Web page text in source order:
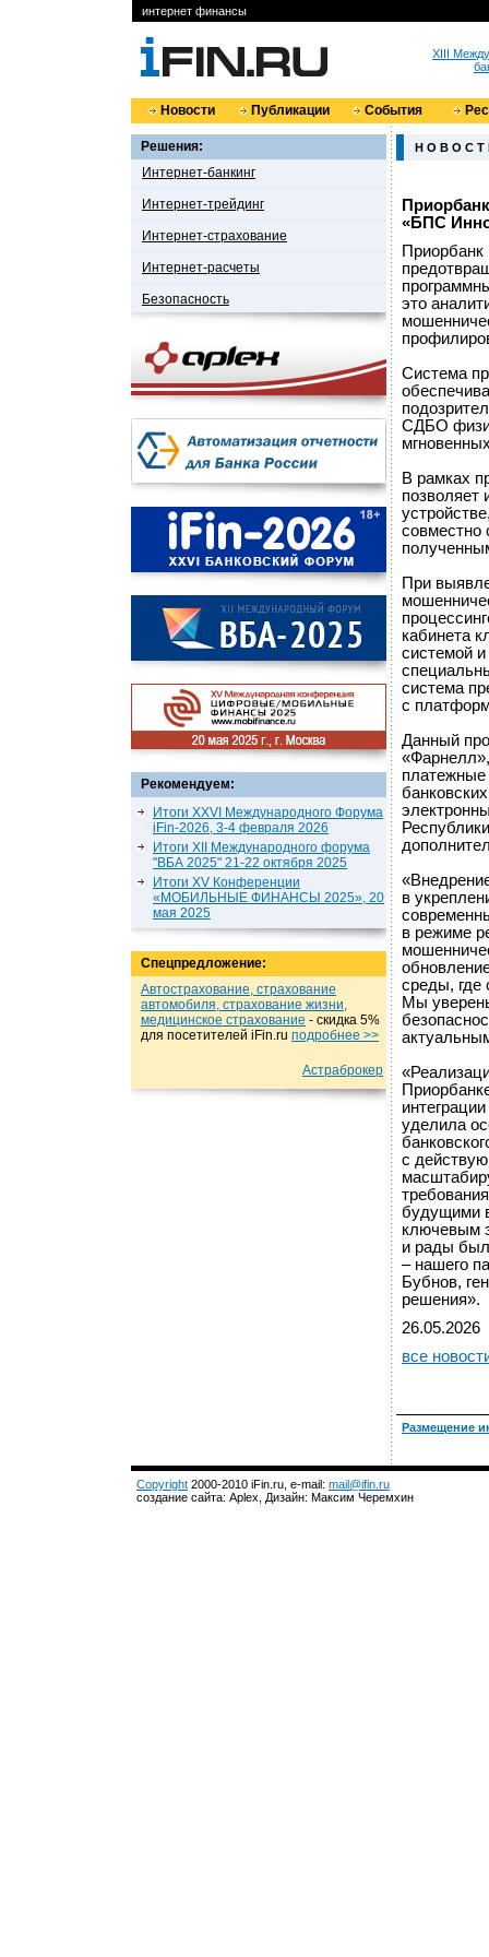
интернет финансы
XIII
Новости Публикации События
Решения:
Интернет-банкинг
Интернет-трейдинг
Интернет-страхование
Интернет-расчеты
Безопасность
Рекомендуем:
Итоги XXVI Международного Форума
iFin-2026, 3-4 февраля 2026
Итоги XII Международного форума
"ВБА 2025" 21-22 октября 2025
Итоги XV Конференции
«МОБИЛЬНЫЕ ФИНАНСЫ 2025», 20
мая 2025
Спецпредложение:
Автострахование, страхование
автомобиля, страхование жизни,
медицинское страхование - cкидка 5%
для посетителей iFin.ru подробнеe >>
Астраброкер
Н О В О С Т
«БПС
Приорбанк
это
Система
СДБО
В рамках
позволяет
совместно
При
кабинета
системой
система
с
Данный
платежные
в
в режиме
среды, где
Мы
уделила
с
будущими
ключевым
и рады
– нашего
Бубнов,
решения».
26.05.2026
все
Размещение
Copyright 2000-2010 iFin.ru, e-mail: mail@ifin.ru
создание сайта: Aplex, Дизайн: Максим Черемхин